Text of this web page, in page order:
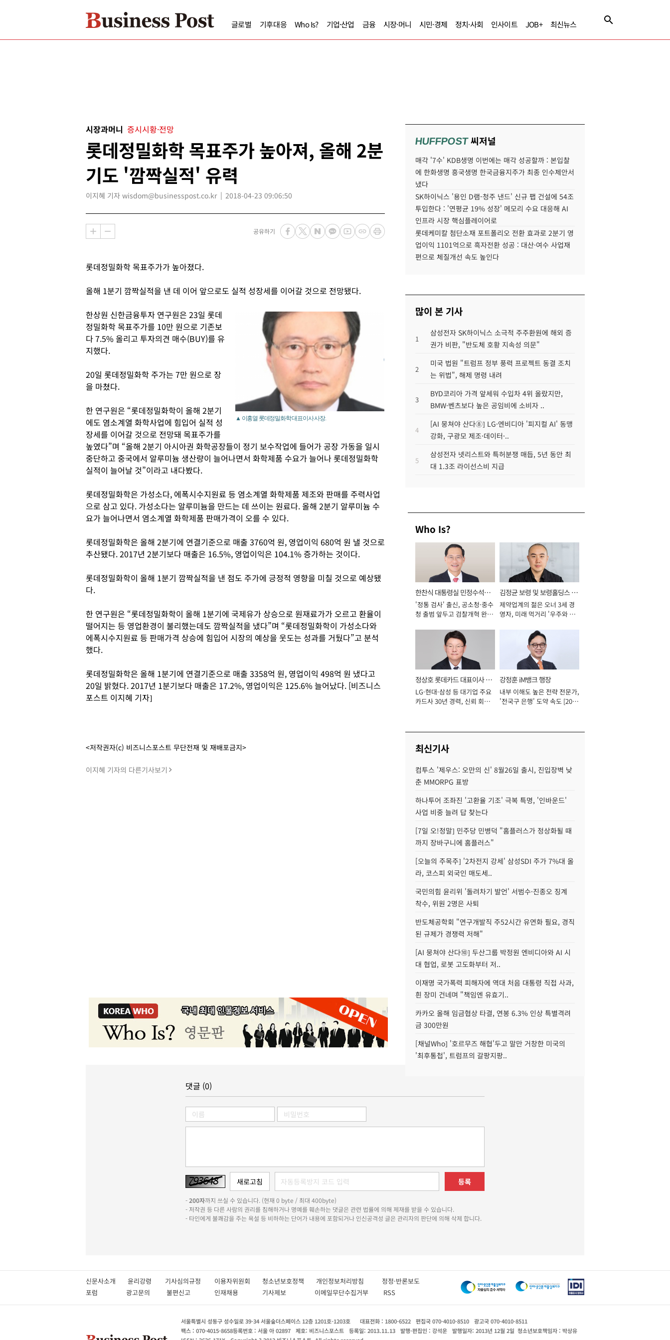
글로벌 기후대응 Who Is? 기업·산업 금융 시장·머니 시민·경제 정치·사회 인사이트 JOB+ 최신뉴스
시장과머니 증시시황·전망
롯데정밀화학 목표주가 높아져, 올해 2분
기도 '깜짝실적' 유력
이지혜 기자 wisdom@businesspost.co.kr 2018-04-23 09:06:50
공유하기
롯데정밀화학 목표주가가 높아졌다.
올해 1분기 깜짝실적을 낸 데 이어 앞으로도 실적 성장세를 이어갈 것으로 전망됐다.
▲ 이홍열 롯데정밀화학 대표이사 사장.
한상원 신한금융투자 연구원은 23일 롯데
정밀화학 목표주가를 10만 원으로 기존보
다 7.5% 올리고 투자의견 매수(BUY)를 유
지했다.
20일 롯데정밀화학 주가는 7만 원으로 장
을 마쳤다.
한 연구원은 “롯데정밀화학이 올해 2분기
에도 염소계열 화학사업에 힘입어 실적 성
장세를 이어갈 것으로 전망돼 목표주가를
높였다”며 “올해 2분기 아시아권 화학공장들이 정기 보수작업에 들어가 공장 가동을 일시
중단하고 중국에서 알루미늄 생산량이 늘어나면서 화학제품 수요가 늘어나 롯데정밀화학
실적이 늘어날 것”이라고 내다봤다.
롯데정밀화학은 가성소다, 에폭시수지원료 등 염소계열 화학제품 제조와 판매를 주력사업
으로 삼고 있다. 가성소다는 알루미늄을 만드는 데 쓰이는 원료다. 올해 2분기 알루미늄 수
요가 늘어나면서 염소계열 화학제품 판매가격이 오를 수 있다.
롯데정밀화학은 올해 2분기에 연결기준으로 매출 3760억 원, 영업이익 680억 원 낼 것으로
추산됐다. 2017년 2분기보다 매출은 16.5%, 영업이익은 104.1% 증가하는 것이다.
롯데정밀화학이 올해 1분기 깜짝실적을 낸 점도 주가에 긍정적 영향을 미칠 것으로 예상됐
다.
한 연구원은 “롯데정밀화학이 올해 1분기에 국제유가 상승으로 원재료가가 오르고 환율이
떨어지는 등 영업환경이 불리했는데도 깜짝실적을 냈다”며 “롯데정밀화학이 가성소다와
에폭시수지원료 등 판매가격 상승에 힘입어 시장의 예상을 웃도는 성과를 거뒀다”고 분석
했다.
롯데정밀화학은 올해 1분기에 연결기준으로 매출 3358억 원, 영업이익 498억 원 냈다고
20일 밝혔다. 2017년 1분기보다 매출은 17.2%, 영업이익은 125.6% 늘어났다. [비즈니스
포스트 이지혜 기자]
<저작권자(c) 비즈니스포스트 무단전재 및 재배포금지>
이지혜 기자의 다른기사보기
HUFFPOST씨저널
매각 '7수' KDB생명 이번에는 매각 성공할까 : 본입찰
에 한화생명 흥국생명 한국금융지주가 최종 인수제안서
냈다
SK하이닉스 '용인 D램-청주 낸드' 신규 팹 건설에 54조
투입한다 : '연평균 19% 성장' 메모리 수요 대응해 AI
인프라 시장 핵심플레이어로
롯데케미칼 첨단소재 포트폴리오 전환 효과로 2분기 영
업이익 1101억으로 흑자전환 성공 : 대산·여수 사업재
편으로 체질개선 속도 높인다
많이 본 기사
1
삼성전자 SK하이닉스 소극적 주주환원에 해외 증
권가 비판, "반도체 호황 지속성 의문"
2
미국 법원 "트럼프 정부 풍력 프로젝트 동결 조치
는 위법", 해제 명령 내려
3
BYD코리아 가격 앞세워 수입차 4위 올랐지만,
BMW·벤츠보다 높은 공임비에 소비자 ..
4
[AI 뭉쳐야 산다⑧] LG·엔비디아 '피지컬 AI' 동맹
강화, 구광모 제조·데이터·..
5
삼성전자 넷리스트와 특허분쟁 매듭, 5년 동안 최
대 1.3조 라이선스비 지급
Who Is?
한찬식 대통령실 민정수석비
서관
'정통 검사' 출신, 공소청·중수
청 출범 앞두고 검찰개혁 완수
김정균 보령 및 보령홀딩스 대
표이사 사장
제약업계의 젊은 오너 3세 경
영자, 미래 먹거리 '우주와 헬
정상호 롯데카드 대표이사 사
장
LG·현대·삼성 등 대기업 주요
카드사 30년 경력, 신뢰 회복
강정훈 iM뱅크 행장
내부 이해도 높은 전략 전문가,
'전국구 은행' 도약 속도 [2026
최신기사
컴투스 '제우스: 오만의 신' 8월26일 출시, 진입장벽 낮
춘 MMORPG 표방
하나투어 조좌진 '고환율 기조' 극복 특명, '인바운드'
사업 비중 늘려 답 찾는다
[7일 오!정말] 민주당 민병덕 "홈플러스가 정상화될 때
까지 장바구니에 홈플러스"
[오늘의 주목주] '2차전지 강세' 삼성SDI 주가 7%대 올
라, 코스피 외국인 매도세..
국민의힘 윤리위 '돌려차기 발언' 서범수·진종오 징계
착수, 위원 2명은 사퇴
반도체공학회 "연구개발직 주52시간 유연화 필요, 경직
된 규제가 경쟁력 저해"
[AI 뭉쳐야 산다⑩] 두산그룹 박정원 엔비디아와 AI 시
대 협업, 로봇 고도화부터 저..
이재명 국가폭력 피해자에 역대 처음 대통령 직접 사과,
흰 장미 건네며 "책임엔 유효기..
카카오 올해 임금협상 타결, 연봉 6.3% 인상 특별격려
금 300만원
[채널Who] '호르무즈 해협'두고 말만 거창한 미국의
'최후통첩', 트럼프의 갈팡지팡..
댓글 (0)
등록
-200자까지 쓰실 수 있습니다. (현재 0 byte / 최대 400byte)
- 저작권 등 다른 사람의 권리를 침해하거나 명예를 훼손하는 댓글은 관련 법률에 의해 제재를 받을 수 있습니다.
- 타인에게 불쾌감을 주는 욕설 등 비하하는 단어가 내용에 포함되거나 인신공격성 글은 관리자의 판단에 의해 삭제 합니다.
신문사소개 윤리강령 기사심의규정 이용자위원회 청소년보호정책 개인정보처리방침 정정·반론보도
포럼
광고문의 불편신고 인재채용 기사제보 이메일무단수집거부 RSS
서울특별시 성동구 성수일로 39-34 서울숲더스페이스 12층 1201호-1203호 대표전화 : 1800-6522 편집국 070-4010-8510
광고국 070-4010-8511
팩스 : 070-4015-8658등록번호 : 서울 아 02897 제호: 비즈니스포스트 등록일: 2013.11.13 발행·편집인 : 강석운 발행일자: 2013년 12월 2일 청소년보호책임자 : 박상유